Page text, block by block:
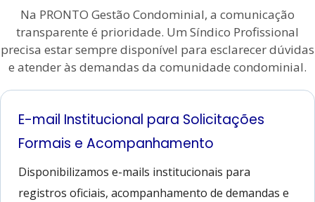
Na PRONTO Gestão Condominial, a comunicação
transparente é prioridade. Um Síndico Profissional
precisa estar sempre disponível para esclarecer dúvidas
e atender às demandas da comunidade condominial.
E-mail Institucional para Solicitações
Formais e Acompanhamento
Disponibilizamos e-mails institucionais para
registros oficiais, acompanhamento de demandas e